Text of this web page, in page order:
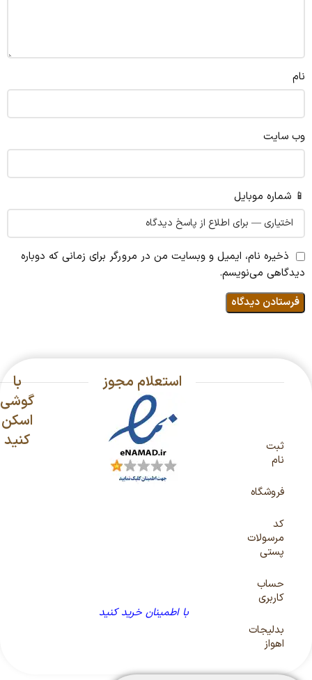
نام
وب‌ سایت
📱 شماره موبایل
ذخیره نام، ایمیل و وبسایت من در مرورگر برای زمانی که دوباره
دیدگاهی می‌نویسم.
ثبت
نام
فروشگاه
کد
مرسولات
پستی
حساب
کاربری
بدلیجات
اهواز
استعلام مجوز
با اطمینان خرید کنید
با
گوشی
اسکن
کنید